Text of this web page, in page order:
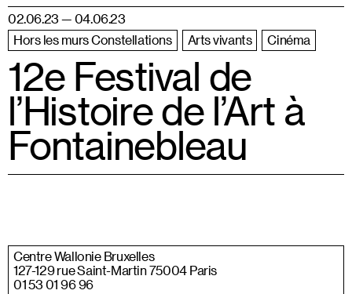
02.06.23 — 04.06.23
Hors les murs Constellations
Arts vivants Cinéma
12e Festival de
l’Histoire de l’Art à
Fontainebleau
Centre Wallonie Bruxelles
127-129 rue Saint-Martin 75004 Paris
01 53 01 96 96